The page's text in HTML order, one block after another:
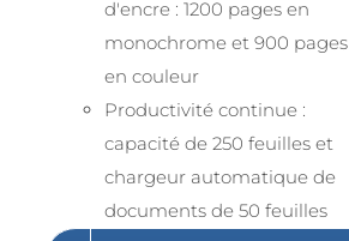
d'encre : 1200 pages en
monochrome et 900 pages
en couleur
Productivité continue :
capacité de 250 feuilles et
chargeur automatique de
documents de 50 feuilles